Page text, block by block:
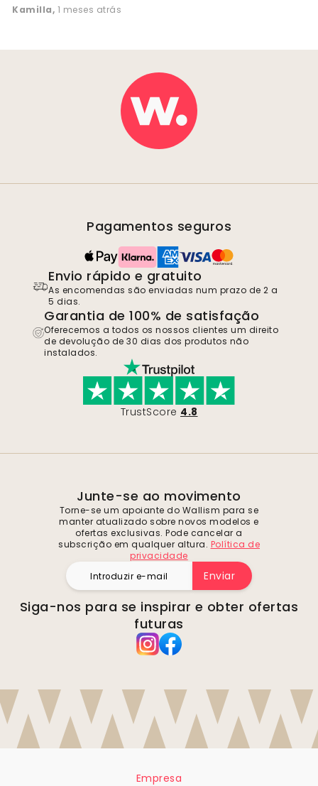
Kamilla, 1 meses atrás
Pagamentos seguros
Envio rápido e gratuito
As encomendas são enviadas num prazo de 2 a
5 dias.
Garantia de 100% de satisfação
Oferecemos a todos os nossos clientes um direito
de devolução de 30 dias dos produtos não
instalados.
TrustScore 4.8
Junte-se ao movimento
Torne-se um apoiante do Wallism para se
manter atualizado sobre novos modelos e
ofertas exclusivas. Pode cancelar a
subscrição em qualquer altura. Política de
privacidade
Enviar
Siga-nos para se inspirar e obter ofertas
futuras
Empresa